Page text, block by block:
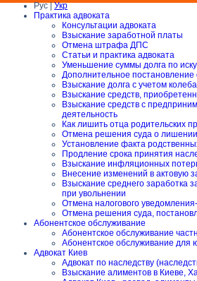
Рус |Укр
Практика адвоката
Консультации адвоката
Взыскание заработной платы
Отмена штрафа ДПС
Статьи и практика адвоката
Уменьшение суммы долга по
Дополнительное постановление
Взыскание долга с учетом
Взыскание средств,
Взыскание средств с
деятельность
Как лишить отца родительских
Отмена решения суда о лишении
Установление факта
Продление срока принятия
Взыскание инфляционных
Внесение изменений в актовую
Взыскание среднего заработка
при увольнении
Отмена налогового
Отмена решения суда,
Абонентское обслуживание
Абонентское обслуживание
Абонентское обслуживание для
Адвокат Киев
Адвокат по наследству
Взыскание алиментов в Киеве,